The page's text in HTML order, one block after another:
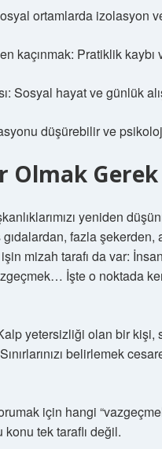
ortamlarda izolasyon
kaçınmak: Pratiklik
Sosyal hayat ve günlük
düşürebilir ve
Olmak Gerek
yeniden
fazla
mizah tarafı da var:
İşte o noktada
yetersizliği olan bir kişi,
belirlemek
için hangi
konu tek taraflı değil.